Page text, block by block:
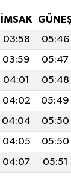
İMSAK
03:58 05:46
03:59 05:47
04:01 05:48
04:02 05:49
04:04 05:50
04:05 05:50
04:07 05:51